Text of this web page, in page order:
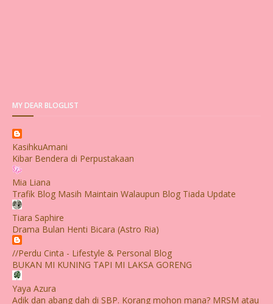
MY DEAR BLOGLIST
KasihkuAmani
Kibar Bendera di Perpustakaan
Mia Liana
Trafik Blog Masih Maintain Walaupun Blog Tiada Update
Tiara Saphire
Drama Bulan Henti Bicara (Astro Ria)
//Perdu Cinta - Lifestyle & Personal Blog
BUKAN MI KUNING TAPI MI LAKSA GORENG
Yaya Azura
Adik dan abang dah di SBP. Korang mohon mana? MRSM atau